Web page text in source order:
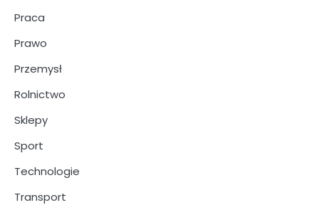
Praca
Prawo
Przemysł
Rolnictwo
Sklepy
Sport
Technologie
Transport